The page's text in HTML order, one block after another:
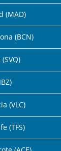
(MAD)
(BCN)
(VLC)
(TFS)